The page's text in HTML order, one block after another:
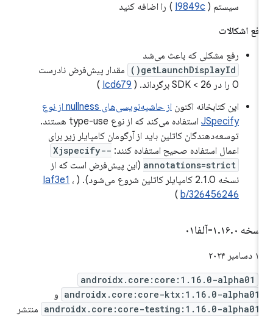
سیستم (I9849c) را اضافه کنید
اشکالات
رفع مشکلی که باعث می‌شد
getLaunchDisplayId()
مقدار پیش‌فرض نادرست
Icd679
)
این کتابخانه اکنون
از حاشیه‌نویسی‌های nullness از نوع
JSpecify
استفاده می‌کند که از نوع type-use هستند.
توسعه‌دهندگان کاتلین باید از آرگومان کامپایلر زیر برای
اعمال استفاده صحیح استفاده کنند: -Xjspecify-
annotations=strict(این پیش‌فرض است که از
نسخه 2.1.0 کامپایلر کاتلین شروع می‌شود). (
Iaf3e1 ،
b/326456246
)
۱ .۱۶.۰-آلفا۰۱
androidx.core:core:1.16.0-alpha01
androidx.core:core-ktx:1.16.0-alpha01 و
androidx.core:core-testing:1.16.0-alpha01 منتشر